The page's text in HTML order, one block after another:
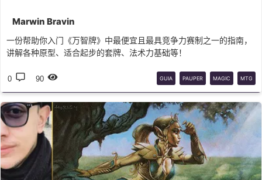
Marwin Bravin
一份帮助你入门《万智牌》中最便宜且最具竞争力赛制之一的指南，
讲解各种原型、适合起步的套牌、法术力基础等！
0 90 GUIA PAUPER MAGIC MTG